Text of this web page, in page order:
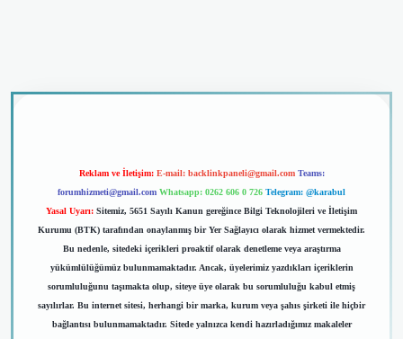
Reklam ve İletişim: E-mail: backlinkpaneli@gmail.com Teams:
forumhizmeti@gmail.com Whatsapp: 0262 606 0 726 Telegram: @karabul
Yasal Uyarı: Sitemiz, 5651 Sayılı Kanun gereğince Bilgi Teknolojileri ve İletişim
Kurumu (BTK) tarafından onaylanmış bir Yer Sağlayıcı olarak hizmet vermektedir.
Bu nedenle, sitedeki içerikleri proaktif olarak denetleme veya araştırma
yükümlülüğümüz bulunmamaktadır. Ancak, üyelerimiz yazdıkları içeriklerin
sorumluluğunu taşımakta olup, siteye üye olarak bu sorumluluğu kabul etmiş
sayılırlar. Bu internet sitesi, herhangi bir marka, kurum veya şahıs şirketi ile hiçbir
bağlantısı bulunmamaktadır. Sitede yalnızca kendi hazırladığımız makaleler